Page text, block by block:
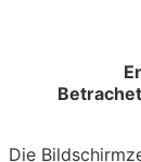
Die